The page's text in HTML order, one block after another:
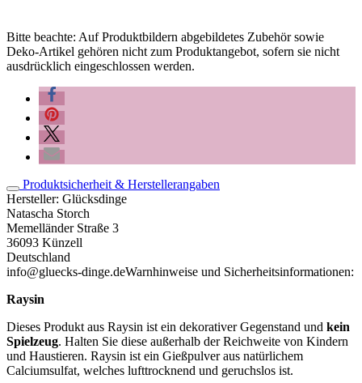
Bitte beachte: Auf Produktbildern abgebildetes Zubehör sowie
Deko-Artikel gehören nicht zum Produktangebot, sofern sie nicht
ausdrücklich eingeschlossen werden.
Produktsicherheit & Herstellerangaben
Hersteller: Glücksdinge
Natascha Storch
Memelländer Straße 3
36093 Künzell
Deutschland
info@gluecks-dinge.deWarnhinweise und Sicherheitsinformationen:
Raysin
Dieses Produkt aus Raysin ist ein dekorativer Gegenstand und kein
Spielzeug. Halten Sie diese außerhalb der Reichweite von Kindern
und Haustieren. Raysin ist ein Gießpulver aus natürlichem
Calciumsulfat, welches lufttrocknend und geruchslos ist.